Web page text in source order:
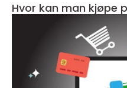
Hvor kan man kjøpe